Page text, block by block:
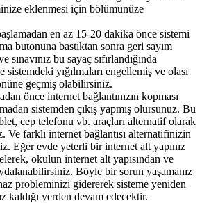
eklenmesi için bölümünüze
en az 15-20 dakika önce sistemi
butonuna bastıktan sonra geri sayım
sınavınız bu sayaç sıfırlandığında
sistemdeki yığılmaları engellemiş ve olası
geçmiş olabilirsiniz.
önce internet bağlantınızın kopması
sistemden çıkış yapmış olursunuz. Bu
cep telefonu vb. araçları alternatif olarak
Ve farklı internet bağlantısı alternatifinizin
Eğer evde yeterli bir internet alt yapınız
okulun internet alt yapısından ve
Böyle bir sorun yaşamanız
probleminizi gidererek sisteme yeniden
kaldığı yerden devam edecektir.